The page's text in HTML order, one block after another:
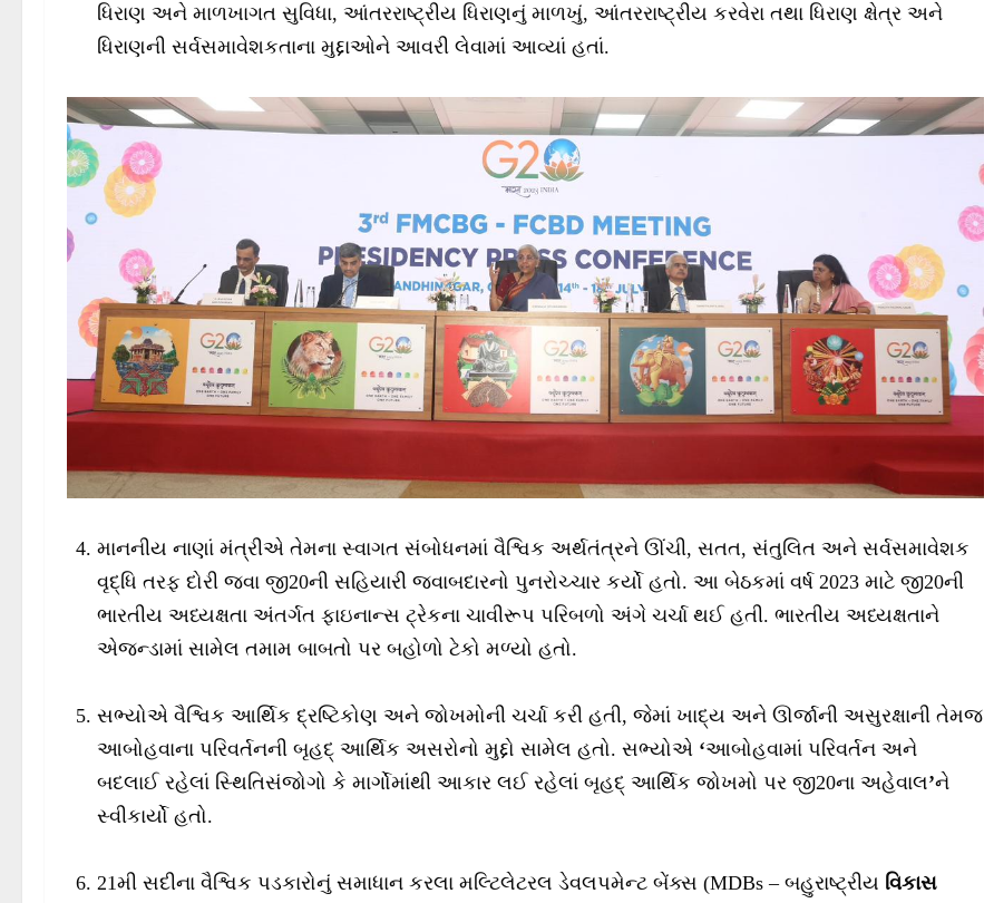
ધિરાણ અને માળખાગત સુવિધા, આંતરરાષ્ટ્રીય ધિરાણનું માળખું, આંતરરાષ્ટ્રીય કરવેરા તથા ધિરાણ ક્ષેત્ર અને
ધિરાણની સર્વસમાવેશકતાના મુદ્દાઓને આવરી લેવામાં આવ્યાં હતાં.
માનનીય નાણાં મંત્રીએ તેમના સ્વાગત સંબોધનમાં વૈશ્વિક અર્થતંત્રને ઊંચી, સતત, સંતુલિત અને સર્વસમાવેશક
વૃદ્ધિ તરફ દોરી જવા જી20ની સહિયારી જવાબદારનો પુનરોચ્ચાર કર્યો હતો. આ બેઠકમાં વર્ષ 2023 માટે જી20ની
ભારતીય અધ્યક્ષતા અંતર્ગત ફાઇનાન્સ ટ્રેકના ચાવીરૂપ પરિબળો અંગે ચર્ચા થઈ હતી. ભારતીય અધ્યક્ષતાને
એજન્ડામાં સામેલ તમામ બાબતો પર બહોળો ટેકો મળ્યો હતો.
સભ્યોએ વૈશ્વિક આર્થિક દ્રષ્ટિકોણ અને જોખમોની ચર્ચા કરી હતી, જેમાં ખાદ્ય અને ઊર્જાની અસુરક્ષાની તેમજ
આબોહવાના પરિવર્તનની બૃહદ્ આર્થિક અસરોનો મુદ્દો સામેલ હતો. સભ્યોએ ‘આબોહવામાં પરિવર્તન અને
બદલાઈ રહેલાં સ્થિતિસંજોગો કે માર્ગોમાંથી આકાર લઈ રહેલાં બૃહદ્ આર્થિક જોખમો પર જી20ના અહેવાલ’ને
સ્વીકાર્યો હતો.
21મી સદીના વૈશ્વિક પડકારોનું સમાધાન કરલા મલ્ટિલેટરલ ડેવલપમેન્ટ બેંક્સ (MDBs – બહુરાષ્ટ્રીય વિકાસ